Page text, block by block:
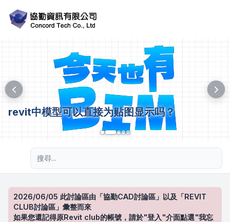
revit中模型可以直接为贴图显示吗？
2026/06/05 此討論區由「協勤CAD討論區」以及「REVIT
CLUB討論區」彙整而來
如果您還記得原Revit club的帳號，請於"登入"介面點選"我忘